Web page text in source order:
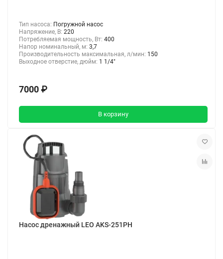
Тип насоса: Погружной насос
Напряжение, В: 220
Потребляемая мощность, Вт: 400
Напор номинальный, м: 3,7
Производительность максимальная, л/мин: 150
Выходное отверстие, дюйм: 1 1/4"
7000 ₽
В корзину
Насос дренажный LEO AKS-251PH